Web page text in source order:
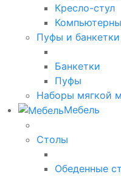
Кресло-стул
Пуфы и банкетки
Банкетки
Пуфы
Наборы мягкой
Мебель
Столы
Обеденные